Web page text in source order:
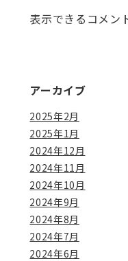
表示できるコメン
アーカイブ
2025年2月
2025年1月
2024年12月
2024年11月
2024年10月
2024年9月
2024年8月
2024年7月
2024年6月